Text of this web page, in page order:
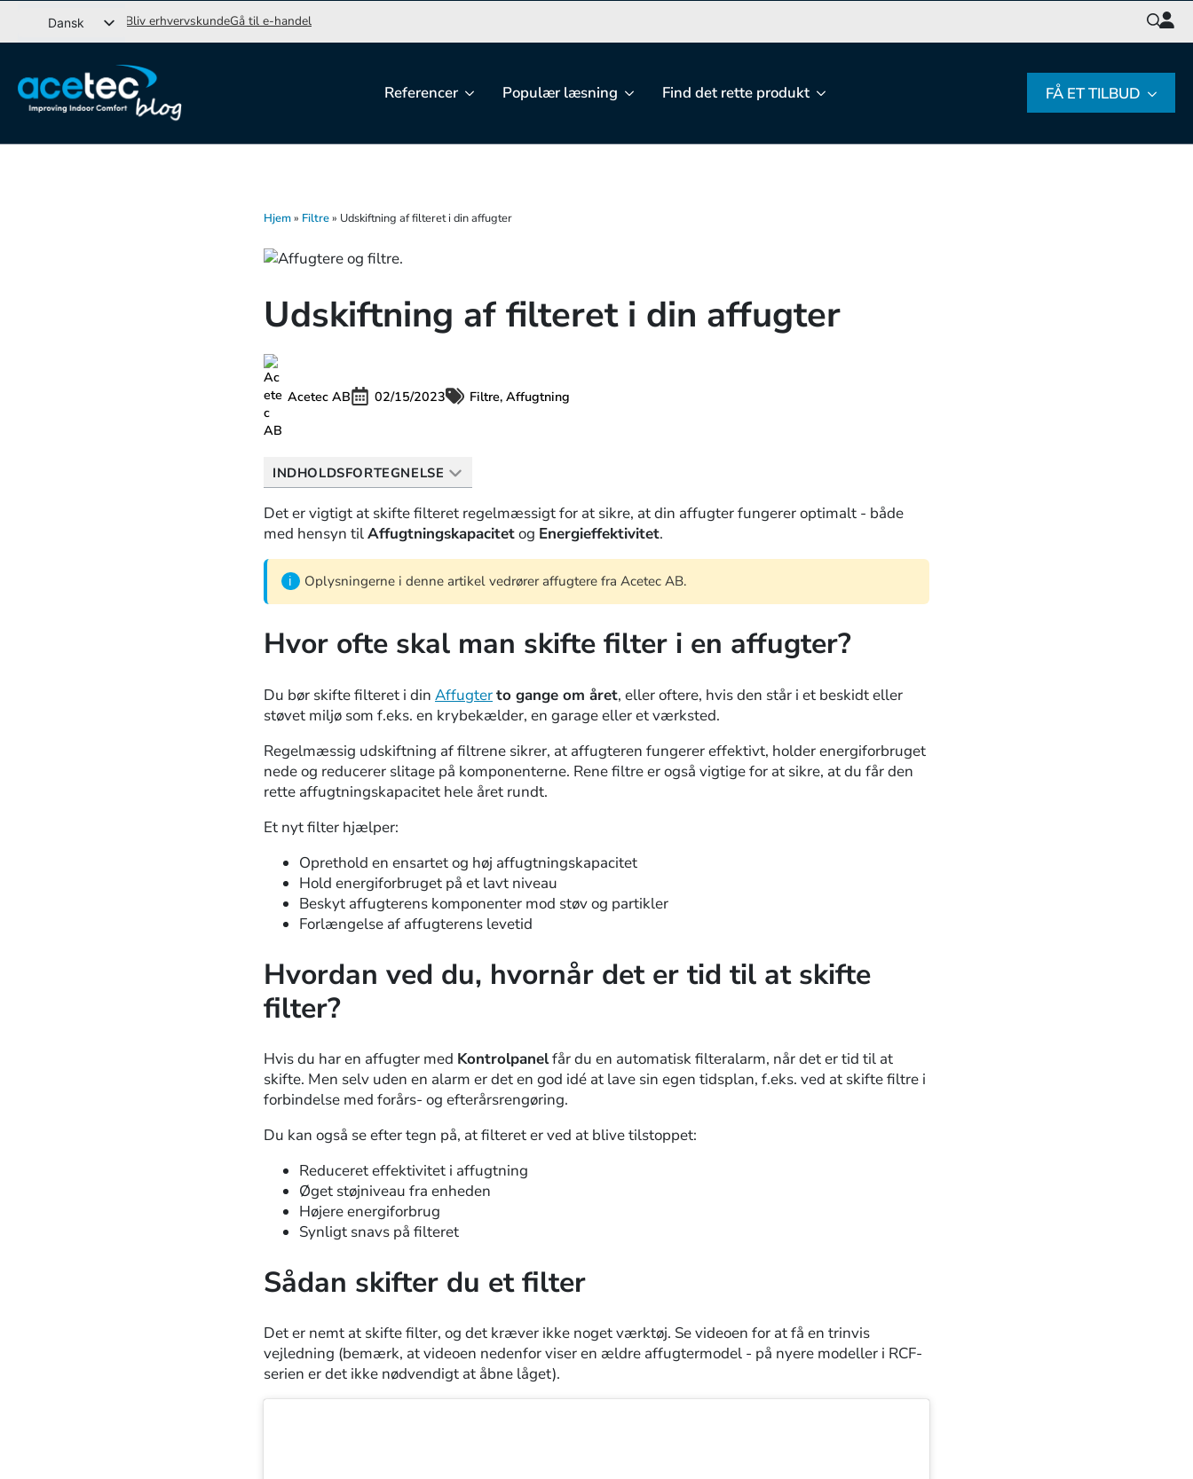
til
Dansk
English (UK)
Norsk bokmål
Bliv erhvervskundeGå til e-handel
efter:
Referencer
Populær læsning Find det rette produkt FÅ ET TILBUD
Hjem» Filtre» Udskiftning af filteret i din affugter
Udskiftning af filteret i din affugter
Acetec AB 02/15/2023 Filtre Affugtning
INDHOLDSFORTEGNELSE
Det er vigtigt at skifte filteret regelmæssigt for at sikre, at din affugter fungerer optimalt - både
med hensyn tilAffugtningskapacitetog Energieffektivitet.
Oplysningerne i denne artikel vedrører affugtere fra Acetec AB.
Hvor ofte skal man skifte filter i en affugter?
Du bør skifte filteret i din Affugterto gange om året, eller oftere, hvis den står i et beskidt eller
støvet miljø som f.eks. en krybekælder, en garage eller et værksted.
Regelmæssig udskiftning af filtrene sikrer, at affugteren fungerer effektivt, holder energiforbruget
nede og reducerer slitage på komponenterne. Rene filtre er også vigtige for at sikre, at du får den
rette affugtningskapacitet hele året rundt.
Et nyt filter hjælper:
Oprethold en ensartet og høj affugtningskapacitet
Hold energiforbruget på et lavt niveau
Beskyt affugterens komponenter mod støv og partikler
Forlængelse af affugterens levetid
Hvordan ved du, hvornår det er tid til at skifte
filter?
Hvis du har en affugter med Kontrolpanelfår du en automatisk filteralarm, når det er tid til at
skifte. Men selv uden en alarm er det en god idé at lave sin egen tidsplan, f.eks. ved at skifte filtre i
forbindelse med forårs- og efterårsrengøring.
Du kan også se efter tegn på, at filteret er ved at blive tilstoppet:
Reduceret effektivitet i affugtning
Øget støjniveau fra enheden
Højere energiforbrug
Synligt snavs på filteret
Sådan skifter du et filter
Det er nemt at skifte filter, og det kræver ikke noget værktøj. Se videoen for at få en trinvis
vejledning (bemærk, at videoen nedenfor viser en ældre affugtermodel - på nyere modeller i RCF-
serien er det ikke nødvendigt at åbne låget).